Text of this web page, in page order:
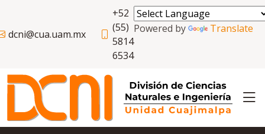
dcni@cua.uam.mx
+52
(55)
5814
6534
Powered by Translate